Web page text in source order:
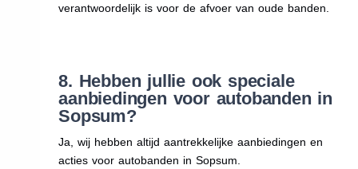
verantwoordelijk is voor de afvoer van oude banden.
8. Hebben jullie ook speciale
aanbiedingen voor autobanden in
Sopsum?
Ja, wij hebben altijd aantrekkelijke aanbiedingen en
acties voor autobanden in Sopsum.